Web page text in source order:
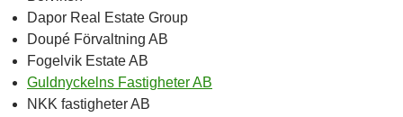
Dapor Real Estate Group
Doupé Förvaltning AB
Fogelvik Estate AB
Guldnyckelns Fastigheter AB
NKK fastigheter AB